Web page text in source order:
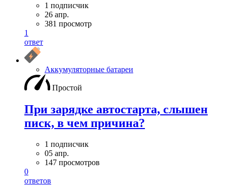
1 подписчик
26 апр.
381 просмотр
1
ответ
Аккумуляторные батареи
Простой
При зарядке автостарта, слышен
писк, в чем причина?
1 подписчик
05 апр.
147 просмотров
0
ответов